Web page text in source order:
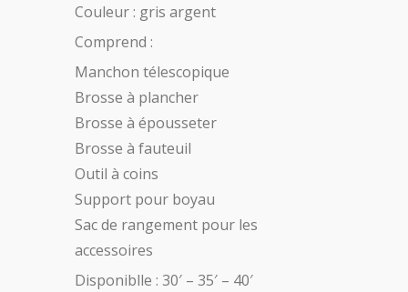
Couleur : gris argent
Comprend :
Manchon télescopique
Brosse à plancher
Brosse à épousseter
Brosse à fauteuil
Outil à coins
Support pour boyau
Sac de rangement pour les
accessoires
Disponiblle : 30′ – 35′ – 40′